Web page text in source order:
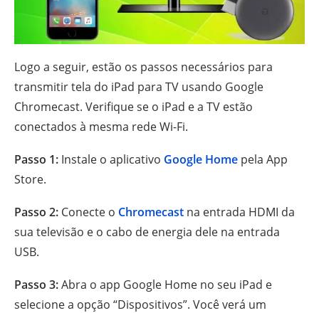
Logo a seguir, estão os passos necessários para
transmitir tela do iPad para TV usando Google
Chromecast. Verifique se o iPad e a TV estão
conectados à mesma rede Wi-Fi.
Passo 1: Instale o aplicativo Google Home pela App
Store.
Passo 2: Conecte o Chromecast na entrada HDMI da
sua televisão e o cabo de energia dele na entrada
USB.
Passo 3:Abra o app Google Home no seu iPad e
selecione a opção “Dispositivos”. Você verá um